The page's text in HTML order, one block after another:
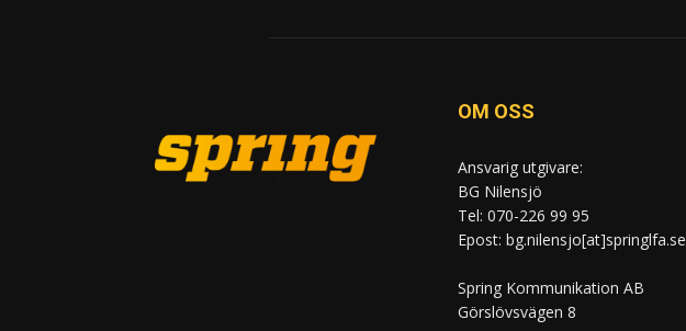
OM OSS
Ansvarig utgivare:
BG Nilensjö
Tel: 070-226 99 95
Epost: bg.nilensjo[at]springlfa.se
Spring Kommunikation AB
Görslövsvägen 8